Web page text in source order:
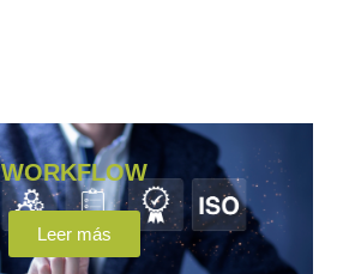
WORKFLOW
Leer más